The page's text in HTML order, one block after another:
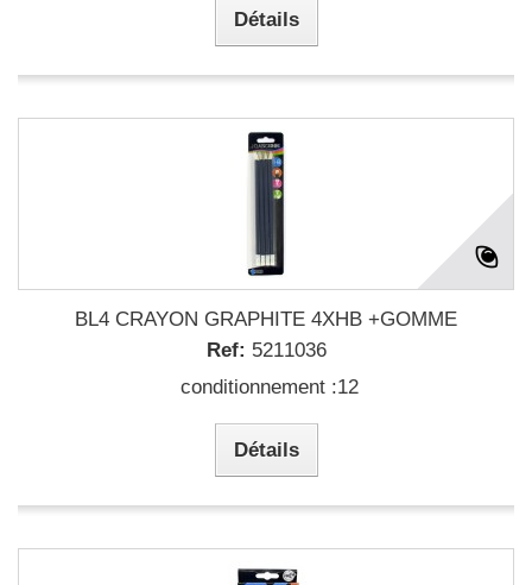
Détails
BL4 CRAYON GRAPHITE 4XHB +GOMME
Ref: 5211036
conditionnement :12
Détails